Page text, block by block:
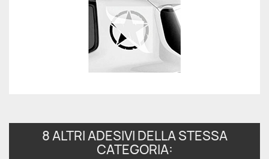
8 ALTRI ADESIVI DELLA STESSA
CATEGORIA: